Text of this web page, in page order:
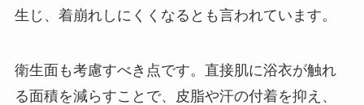
生じ、着崩れしにくくなるとも言われています。
衛生面も考慮すべき点です。直接肌に浴衣が触れ
る面積を減らすことで、皮脂や汗の付着を抑え、